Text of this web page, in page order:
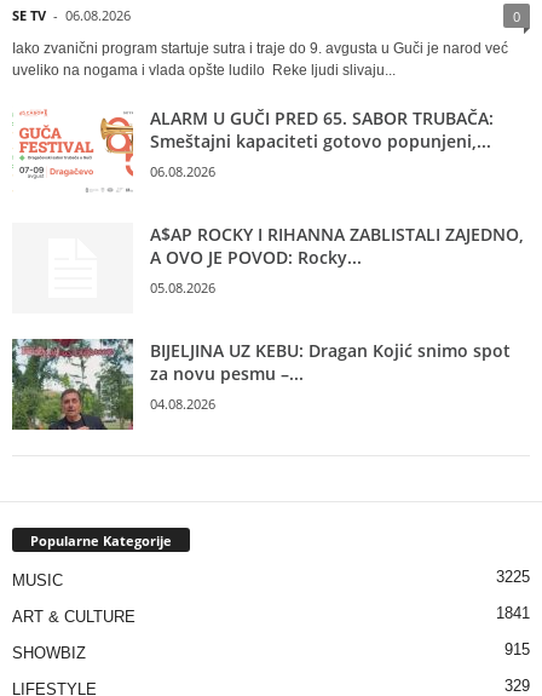
SE TV - 06.08.2026 0
Iako zvanični program startuje sutra i traje do 9. avgusta u Guči je narod već
uveliko na nogama i vlada opšte ludilo Reke ljudi slivaju...
ALARM U GUČI PRED 65. SABOR TRUBAČA:
Smeštajni kapaciteti gotovo popunjeni,...
06.08.2026
A$AP ROCKY I RIHANNA ZABLISTALI ZAJEDNO,
A OVO JE POVOD: Rocky...
05.08.2026
BIJELJINA UZ KEBU: Dragan Kojić snimo spot
za novu pesmu –...
04.08.2026
Popularne Kategorije
MUSIC 3225
ART & CULTURE 1841
SHOWBIZ 915
LIFESTYLE 329